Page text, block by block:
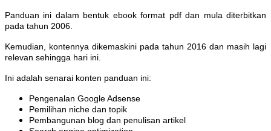
Panduan ini dalam bentuk ebook format pdf dan mula diterbitkan
pada tahun 2006.
Kemudian, kontennya dikemaskini pada tahun 2016 dan masih lagi
relevan sehingga hari ini.
Ini adalah senarai konten panduan ini:
Pengenalan Google Adsense
Pemilihan niche dan topik
Pembangunan blog dan penulisan artikel